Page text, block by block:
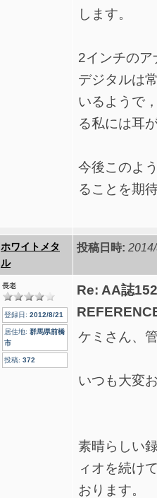
します。
2インチの
デジタルは
いるようで
る私には耳
今後このよ
ることを期
ホワイトメタ
ル
投稿日時:
長老
登録日: 2012/8/21
居住地: 群馬県前橋
市
投稿: 372
Re: AA誌
ケミさん、
いつも大変
素晴らしい
ィオを続け
おります。